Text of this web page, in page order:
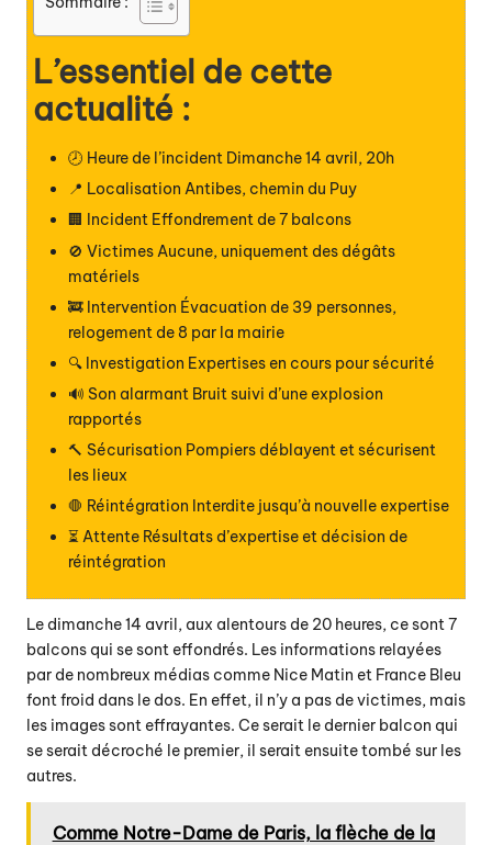
L’essentiel de cette
actualité :
🕗 Heure de l’incident Dimanche 14 avril, 20h
📍 Localisation Antibes, chemin du Puy
🏢 Incident Effondrement de 7 balcons
🚫 Victimes Aucune, uniquement des dégâts
matériels
🚒 Intervention Évacuation de 39 personnes,
relogement de 8 par la mairie
🔍 Investigation Expertises en cours pour sécurité
🔊 Son alarmant Bruit suivi d’une explosion
rapportés
🔨 Sécurisation Pompiers déblayent et sécurisent
les lieux
🛑 Réintégration Interdite jusqu’à nouvelle expertise
⏳ Attente Résultats d’expertise et décision de
réintégration
Le dimanche 14 avril, aux alentours de 20 heures, ce sont 7
balcons qui se sont effondrés. Les informations relayées
par de nombreux médias comme Nice Matin et France Bleu
font froid dans le dos. En effet, il n’y a pas de victimes, mais
les images sont effrayantes. Ce serait le dernier balcon qui
se serait décroché le premier, il serait ensuite tombé sur les
autres.
Comme Notre-Dame de Paris, la flèche de la